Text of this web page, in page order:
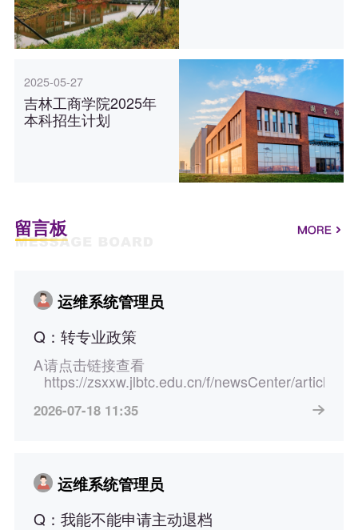
2025-05-27
吉林工商学院2025年
本科招生计划
留言板
运维系统管理员
Q： 转专业政策
A：
请点击链接查看
https://zsxxw.jlbtc.edu.cn/f/newsCenter/article/
2026-07-18 11:35
运维系统管理员
Q： 我能不能申请主动退档